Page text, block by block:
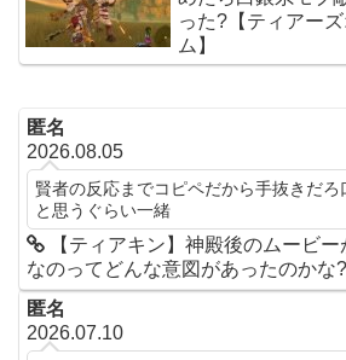
った?【ティアー
ム】
匿名
2026.08.05
賢者の反応までコピペだから手抜きだ
と思うぐらい一緒
【ティアキン】神殿後のムービ
なのってどんな意図があったのかな?
匿名
2026.07.10